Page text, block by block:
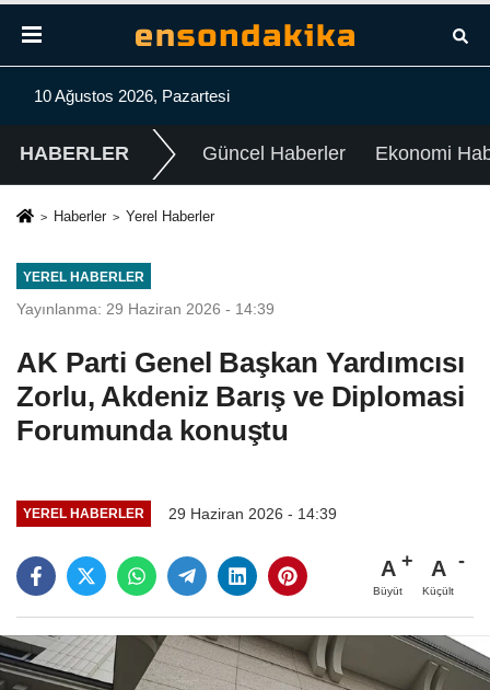
10 Ağustos 2026, Pazartesi
HABERLER Güncel Haberler Ekonomi
Haberler Yerel Haberler
YEREL HABERLER
Yayınlanma: 29 Haziran 2026 - 14:39
AK Parti Genel Başkan Yardımcısı
Zorlu, Akdeniz Barış ve Diplomasi
Forumunda konuştu
YEREL HABERLER 29 Haziran 2026 - 14:39
A
Büyüt
A
Küçült